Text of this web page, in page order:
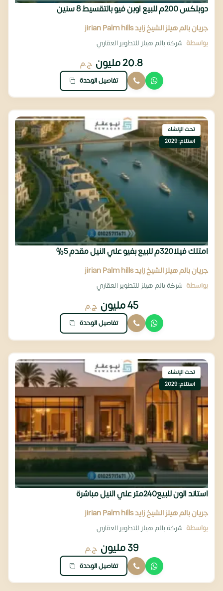
دوبلكس 200م للبيع اوبن فيو بالتقسيط 8 سنين
جريان بالم هيلز الشيخ زايد jirian Palm hills
بواسطة شركة بالم هيلز للتطوير العقاري
20.8 مليون ج.م
تفاصيل الوحدة
تحت الإنشاء
استلام: 2029
امتلك فيلا320م للبيع بفيو علي النيل مقدم 5%
جريان بالم هيلز الشيخ زايد jirian Palm hills
بواسطة شركة بالم هيلز للتطوير العقاري
45 مليون ج.م
تفاصيل الوحدة
تحت الإنشاء
استلام: 2029
استاند الون للبيع240متر علي النيل مباشرة
جريان بالم هيلز الشيخ زايد jirian Palm hills
بواسطة شركة بالم هيلز للتطوير العقاري
39 مليون ج.م
تفاصيل الوحدة